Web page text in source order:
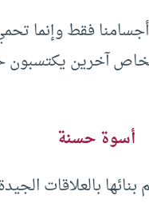
فقط وإنما
آخرين
أسوة حسنة
بالعلاقات